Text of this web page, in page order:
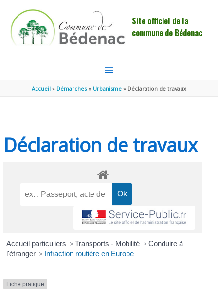
Site officiel de la
commune de Bédenac
MENU
PRINCIPAL
Accueil Démarches Urbanisme Déclaration de travaux
Déclaration de travaux
Accueil particuliers > Transports - Mobilité > Conduire à
l'étranger > Infraction routière en Europe
Fiche pratique